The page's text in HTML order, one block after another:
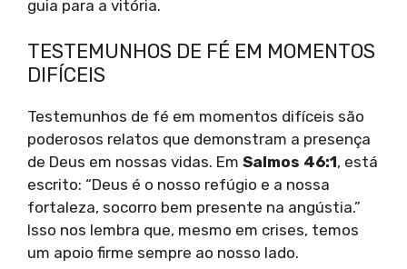
guia para a vitória.
TESTEMUNHOS DE FÉ EM MOMENTOS
DIFÍCEIS
Testemunhos de fé em momentos difíceis são
poderosos relatos que demonstram a presença
de Deus em nossas vidas. Em Salmos 46:1, está
escrito: “Deus é o nosso refúgio e a nossa
fortaleza, socorro bem presente na angústia.”
Isso nos lembra que, mesmo em crises, temos
um apoio firme sempre ao nosso lado.